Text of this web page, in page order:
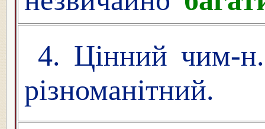
4. Цінний чим-
різноманітний.